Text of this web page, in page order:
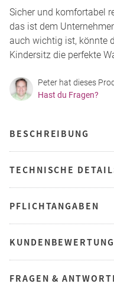
Sicher und komfortabel
das ist dem
auch wichtig ist, könnte
Kindersitz die perfekte
Peter hat dieses
Hast du Fragen?
BESCHREIBUNG
TECHNISCHE
PFLICHTANGABEN
FRAGEN &